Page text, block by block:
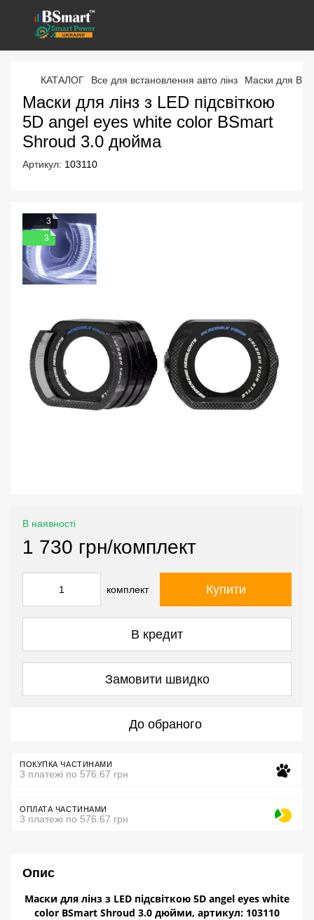
КАТАЛОГ Все для встановлення авто лінз Маски для BI-
Маски для лінз з LED підсвіткою
5D angel eyes white color BSmart
Shroud 3.0 дюйма
Артикул: 103110
3
3
В наявності
1 730 грн/комплект
комплект Купити
В кредит
Замовити швидко
До обраного
ПОКУПКА ЧАСТИНАМИ
3 платежі по 576.67 грн
ОПЛАТА ЧАСТИНАМИ
3 платежі по 576.67 грн
Опис
Маски для лінз з LED підсвіткою 5D angel eyes white
color BSmart Shroud 3.0 дюйми, артикул: 103110